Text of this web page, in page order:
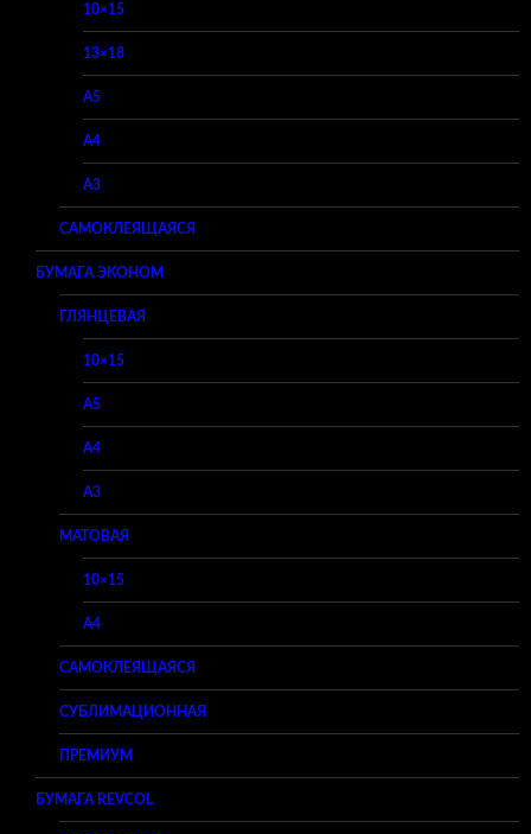
10×15
13×18
A5
A4
A3
САМОКЛЕЯЩАЯСЯ
БУМАГА ЭКОНОМ
ГЛЯНЦЕВАЯ
10×15
A5
A4
A3
МАТОВАЯ
10×15
A4
САМОКЛЕЯЩАЯСЯ
СУБЛИМАЦИОННАЯ
ПРЕМИУМ
БУМАГА REVCOL